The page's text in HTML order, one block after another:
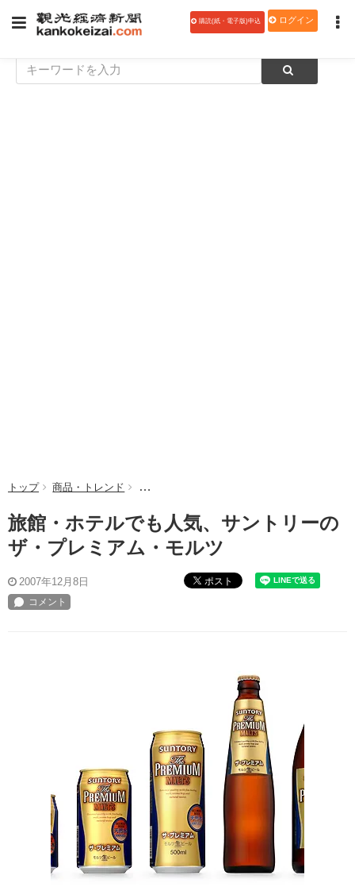
購読(紙・電子版)申込 ログイン
トップ 商品・トレンド 旅館・ホテルでも人気、サントリーのザ・プ
旅館・ホテルでも人気、サントリーの
ザ・プレミアム・モルツ
2007年12月8日 ポスト